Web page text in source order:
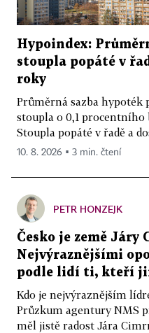
Hypoindex:
stoupla popáté v
roky
Průměrná sazba hypoték
stoupla o 0,1 procentního
Stoupla popáté v řadě a
10. 8. 2026 ▪ 3 min. čtení
PETR HONZEJK
Česko je země Járy
Nejvýraznějšími
podle lidí ti, kteří
Kdo je nejvýraznějším
Průzkum agentury NMS
měl jistě radost Jára